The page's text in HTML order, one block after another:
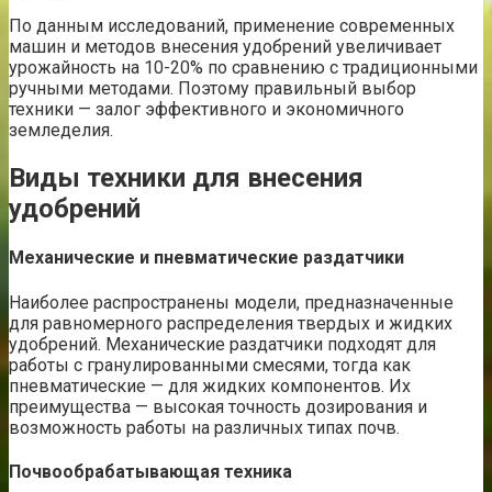
По данным исследований, применение современных
машин и методов внесения удобрений увеличивает
урожайность на 10-20% по сравнению с традиционными
ручными методами. Поэтому правильный выбор
техники — залог эффективного и экономичного
земледелия.
Виды техники для внесения
удобрений
Механические и пневматические раздатчики
Наиболее распространены модели, предназначенные
для равномерного распределения твердых и жидких
удобрений. Механические раздатчики подходят для
работы с гранулированными смесями, тогда как
пневматические — для жидких компонентов. Их
преимущества — высокая точность дозирования и
возможность работы на различных типах почв.
Почвообрабатывающая техника